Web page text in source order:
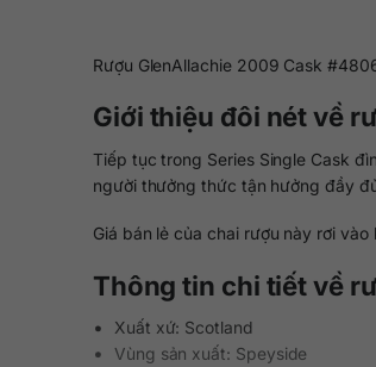
Rượu GlenAllachie 2009 Cask
Giới thiệu đôi nét về
Tiếp tục trong Series Single Cask
người thưởng thức tận hưởng đầy
Giá bán lẻ của chai rượu này rơi
Thông tin chi tiết về
Xuất xứ: Scotland
Vùng sản xuất: Speyside